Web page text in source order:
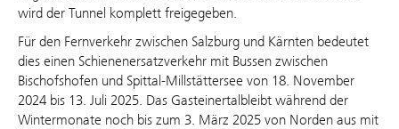
wird der Tunnel komplett freigegeben.
Für den Fernverkehr zwischen Salzburg und Kärnten bedeutet
dies einen Schienenersatzverkehr mit Bussen zwischen
Bischofshofen und Spittal-Millstättersee von 18. November
2024 bis 13. Juli 2025. Das Gasteinertalbleibt während der
Wintermonate noch bis zum 3. März 2025 von Norden aus mit